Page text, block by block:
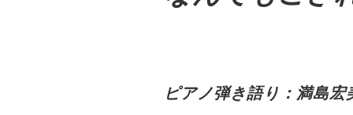
ピアノ弾き語り：満島宏